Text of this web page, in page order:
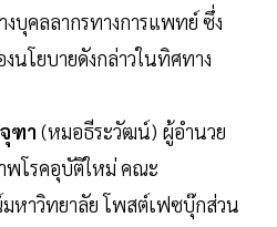
งบุคลลากรทางการแพทย์ ซึ่ง
นโยบายดังกล่าวในทิศทาง
ฑา (หมอธีระวัฒน์) ผู้อำนวย
พโรคอุบัติใหม่ คณะ
หาวิทยาลัย โพสต์เฟซบุ๊กส่วน